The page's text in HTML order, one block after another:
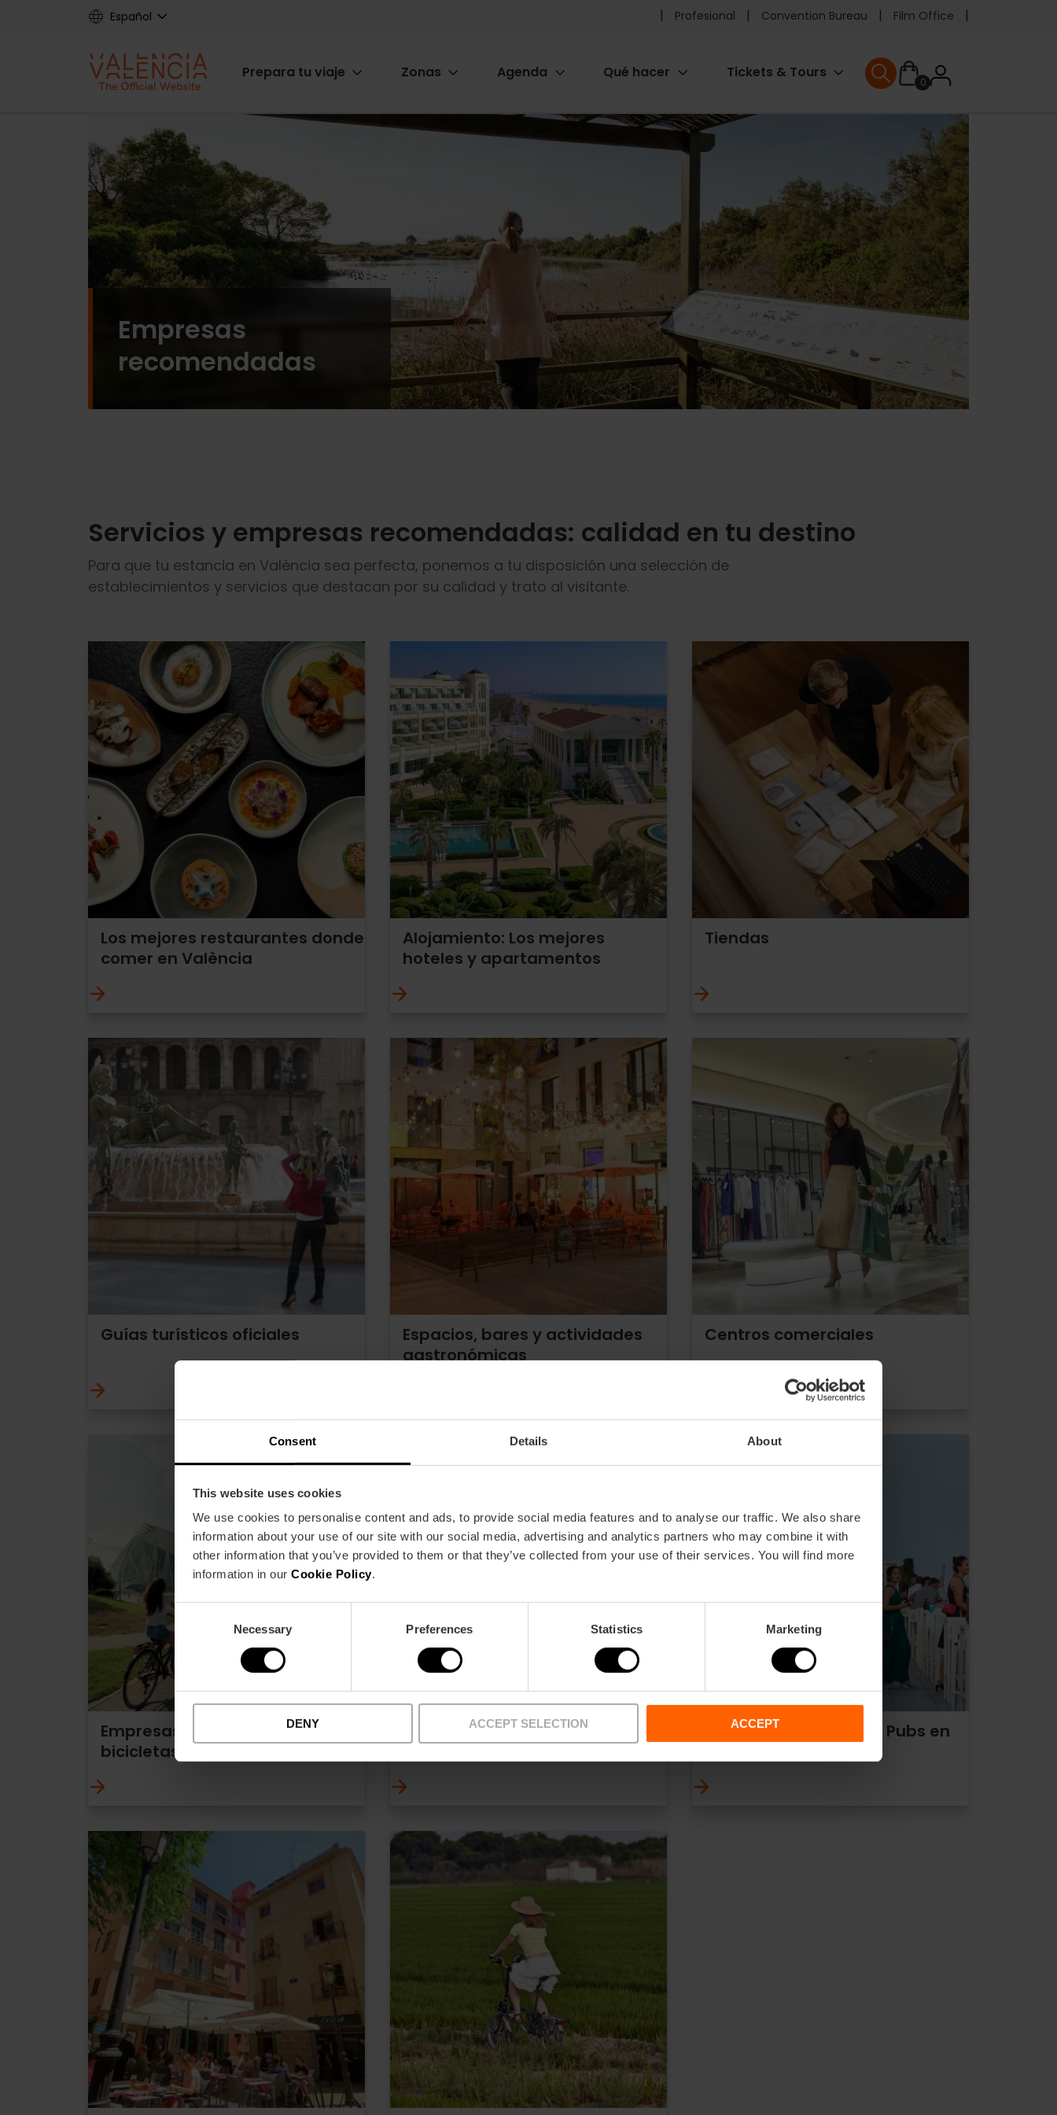
Consent Details About
This website uses cookies
We use cookies to personalise content and ads, to provide social media features and to analyse our traffic. We also share
information about your use of our site with our social media, advertising and analytics partners who may combine it with
other information that you’ve provided to them or that they’ve collected from your use of their services. You will find more
information in our Cookie Policy.
Necessary Preferences Statistics Marketing
DENY ACCEPT SELECTION ACCEPT
Español
Pre
header
Profesional Convention Bureau Film Office
Main
navigation
Prepara tu viaje Zonas Agenda Qué hacer Tickets & Tours
0User
menu
User menu
Empresas
recomendadas
Servicios y empresas recomendadas: calidad en tu destino
Para que tu estancia en València sea perfecta, ponemos a tu disposición una selección de
establecimientos y servicios que destacan por su calidad y trato al visitante.
Los mejores restaurantes donde
comer en València
Alojamiento: Los mejores
hoteles y apartamentos
Tiendas
Guías turísticos oficiales
Espacios, bares y actividades
gastronómicas
Centros comerciales
Empresas de alquiler de
bicicletas
Empresas de Actividades
Terrazas Discotecas y Pubs en